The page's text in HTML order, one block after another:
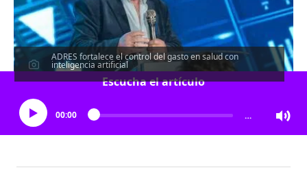
ADRES fortalece el control del gasto en salud con
inteligencia artificial
Escucha el artículo
00:00 …